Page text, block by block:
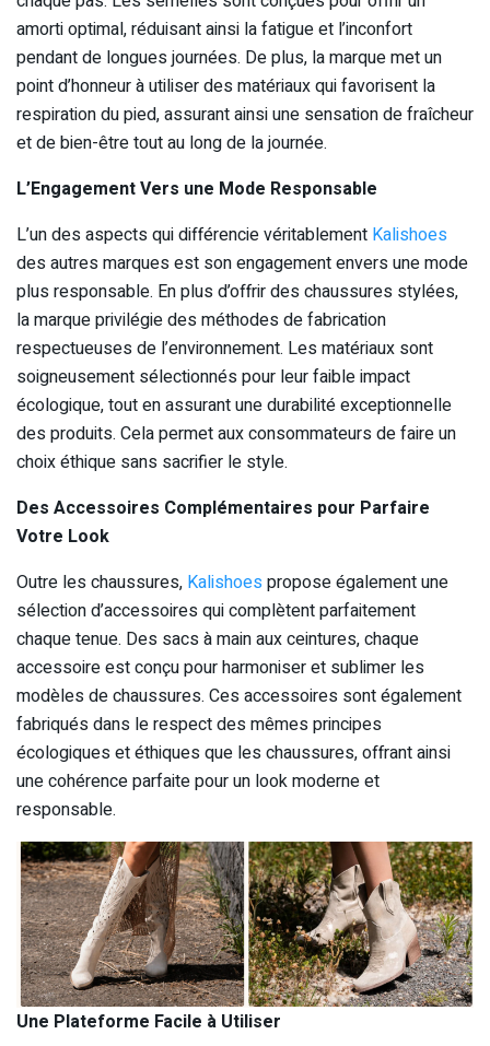
amorti optimal, réduisant ainsi la fatigue et l’inconfort
pendant de longues journées. De plus, la marque met un
point d’honneur à utiliser des matériaux qui favorisent la
respiration du pied, assurant ainsi une sensation de fraîcheur
et de bien-être tout au long de la journée.
L’Engagement Vers une Mode Responsable
L’un des aspects qui différencie véritablement Kalishoes
des autres marques est son engagement envers une mode
plus responsable. En plus d’offrir des chaussures stylées,
la marque privilégie des méthodes de fabrication
respectueuses de l’environnement. Les matériaux sont
soigneusement sélectionnés pour leur faible impact
écologique, tout en assurant une durabilité exceptionnelle
des produits. Cela permet aux consommateurs de faire un
choix éthique sans sacrifier le style.
Des Accessoires Complémentaires pour Parfaire
Votre Look
Outre les chaussures, Kalishoes propose également une
sélection d’accessoires qui complètent parfaitement
chaque tenue. Des sacs à main aux ceintures, chaque
accessoire est conçu pour harmoniser et sublimer les
modèles de chaussures. Ces accessoires sont également
fabriqués dans le respect des mêmes principes
écologiques et éthiques que les chaussures, offrant ainsi
une cohérence parfaite pour un look moderne et
responsable.
Une Plateforme Facile à Utiliser